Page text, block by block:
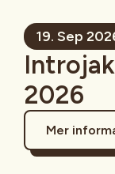
19. Sep
2026
Mer